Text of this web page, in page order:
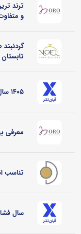
ترند
و
۱۴۰۵ سال برندگان تاب‌آور خواهد بود
معرفی
تناسب
سال